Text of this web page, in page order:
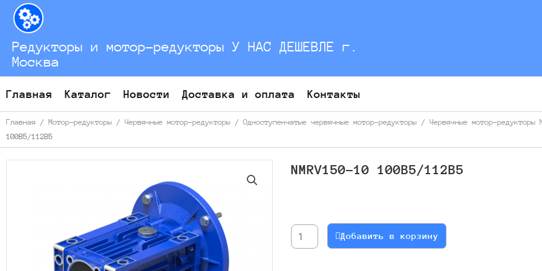
Перейти
содержимому
Редукторы и мотор-редукторы У НАС ДЕШЕВЛЕ г.
Москва
Главная Каталог Новости Доставка и оплата Контакты
Главная / Мотор-редукторы / Червячные мотор-редукторы / Одноступенчатые червячные мотор-редукторы / Червячные мотор-редукторы
100B5/112В5
NMRV150-10 100B5/112В5
NMRV150-
10
Добавить в корзину